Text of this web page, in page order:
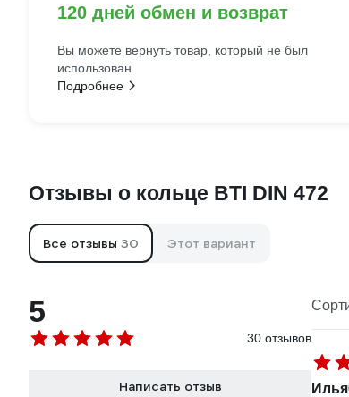
120 дней обмен и возврат
Вы можете вернуть товар, который не был
использован
Подробнее
Отзывы о кольце BTI DIN 472
Все отзывы 30 Этот вариант
5
30 отзывов
Написать отзыв Илья